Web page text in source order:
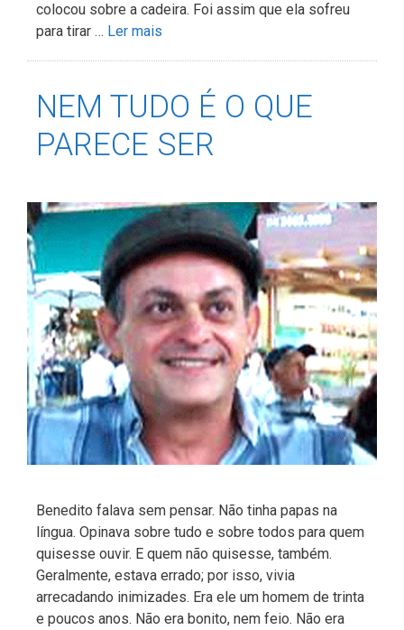
colocou sobre a cadeira. Foi assim que ela sofreu
para tirar … Ler mais
NEM TUDO É O QUE
PARECE SER
Benedito falava sem pensar. Não tinha papas na
língua. Opinava sobre tudo e sobre todos para quem
quisesse ouvir. E quem não quisesse, também.
Geralmente, estava errado; por isso, vivia
arrecadando inimizades. Era ele um homem de trinta
e poucos anos. Não era bonito, nem feio. Não era